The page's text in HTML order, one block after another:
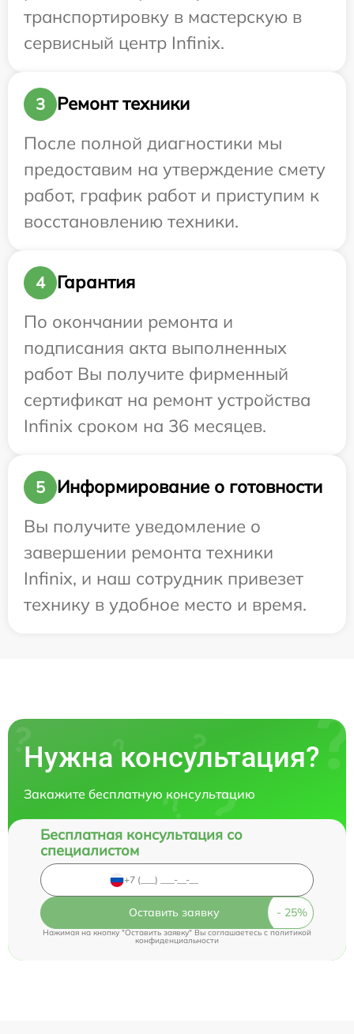
транспортировку в мастерскую в
сервисный центр Infinix.
3
Ремонт техники
После полной диагностики мы
предоставим на утверждение смету
работ, график работ и приступим к
восстановлению техники.
4
Гарантия
По окончании ремонта и
подписания акта выполненных
работ Вы получите фирменный
сертификат на ремонт устройства
Infinix сроком на 36 месяцев.
5
Информирование о готовности
Вы получите уведомление о
завершении ремонта техники
Infinix, и наш сотрудник привезет
технику в удобное место и время.
Нужна консультация?
Закажите бесплатную консультацию
Бесплатная консультация со
специалистом
Оставить заявку
Нажимая на кнопку "Оставить заявку" Вы соглашаетесь cполитикой
конфиденциальности